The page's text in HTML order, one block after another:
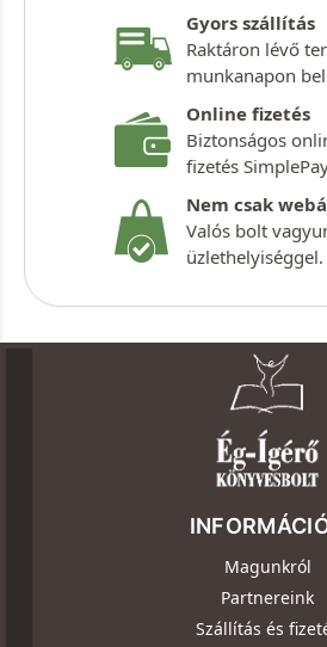
Gyors szállítás
Raktáron lévő
munkanapon
Online fizetés
Biztonságos
fizetés
Nem csak
Valós bolt
üzlethelyiséggel.
Magunkról
Partnereink
Szállítás és